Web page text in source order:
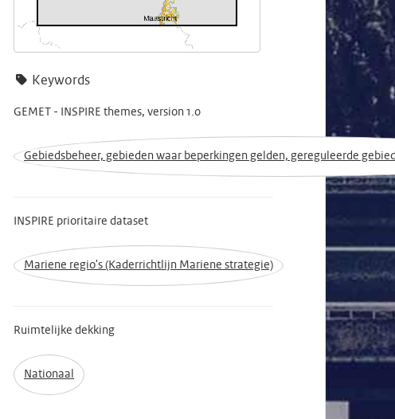
Keywords
GEMET - INSPIRE themes, version 1.0
Gebiedsbeheer, gebieden waar beperkingen gelden, gereguleerde
INSPIRE prioritaire dataset
Mariene regio's (Kaderrichtlijn Mariene strategie)
Ruimtelijke dekking
Nationaal